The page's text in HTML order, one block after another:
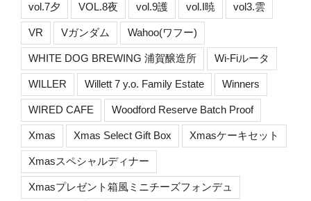
vol.7夕 VOL.8夜 vol.9護 vol.I暁 vol3.雲
VR Vガンダム Wahoo(ワフー)
WHITE DOG BREWING 浦賀醸造所 Wi-Fiルータ
WILLER Willett 7 y.o. Family Estate Winners
WIRED CAFE Woodford Reserve Batch Proof
Xmas Xmas Select Gift Box Xmasケーキセット
Xmasスペシャルディナー
Xmasプレゼント箱風ミニチーズフォンデュ